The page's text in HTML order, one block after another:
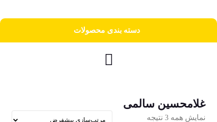
دسته‌ بندی محصولات
غلامحسین سالمی
نمایش همه 3 نتیجه